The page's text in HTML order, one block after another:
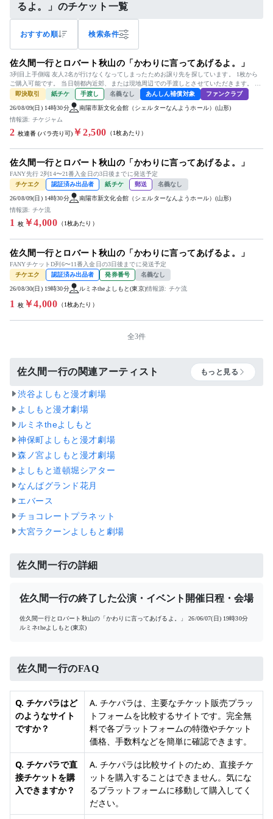
るよ。」のチケット一覧
おすすめ順 検索条件
佐久間一行とロバート秋山の「かわりに言ってあげるよ。」
3列目上手側端 友人2名が行けなくなってしまったためお譲り先を探しています。 1枚から
ご購入可能です。 当日朝都内近郊、または現地周辺での手渡しとさせていただきます。 よ
ろしくお願いいたします。
即決取引 紙チケ 手渡し 名義なし あんしん補償対象 ファンクラブ
26/08/09(日) 14時30分
南陽市新文化会館（シェルターなんようホール）(山形)
情報源: チケジャム
2 枚連番 (バラ売り可) ￥2,500 （1枚あたり）
佐久間一行とロバート秋山の「かわりに言ってあげるよ。」
FANY先行 2列14〜21番入金日の3日後までに発送予定
チケエク
認証済み出品者 紙チケ 郵送 名義なし
26/08/09(日) 14時30分
南陽市新文化会館（シェルターなんようホール）(山形)
情報源: チケ流
1 枚￥4,000 （1枚あたり）
佐久間一行とロバート秋山の「かわりに言ってあげるよ。」
FANYチケットD列6〜11番入金日の3日後までに発送予定
チケエク
認証済み出品者 発券番号 名義なし
26/08/30(日) 19時30分 ルミネtheよしもと(東京)情報源: チケ流
1 枚￥4,000 （1枚あたり）
全3件
佐久間一行の関連アーティスト もっと見る
渋谷よしもと漫才劇場
よしもと漫才劇場
ルミネtheよしもと
神保町よしもと漫才劇場
森ノ宮よしもと漫才劇場
よしもと道頓堀シアター
なんばグランド花月
エバース
チョコレートプラネット
大宮ラクーンよしもと劇場
佐久間一行の詳細
佐久間一行の終了した公演・イベント開催日程・会場
佐久間一行とロバート秋山の「かわりに言ってあげるよ。」
26/06/07(日) 19時30分
ルミネtheよしもと(東京)
佐久間一行のFAQ
Q. チケパラはど
のようなサイト
ですか？
A. チケパラは、主要なチケット販売プラッ
トフォームを比較するサイトです。完全無
料で各プラットフォームの特徴やチケット
価格、手数料などを簡単に確認できます。
Q. チケパラで直
接チケットを購
入できますか？
A. チケパラは比較サイトのため、直接チケ
ットを購入することはできません。気にな
るプラットフォームに移動して購入してく
ださい。